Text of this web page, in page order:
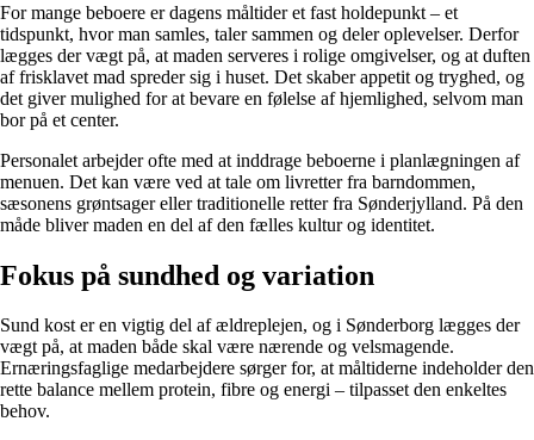
For mange beboere er dagens måltider et fast holdepunkt – et
tidspunkt, hvor man samles, taler sammen og deler oplevelser. Derfor
lægges der vægt på, at maden serveres i rolige omgivelser, og at duften
af frisklavet mad spreder sig i huset. Det skaber appetit og tryghed, og
det giver mulighed for at bevare en følelse af hjemlighed, selvom man
bor på et center.
Personalet arbejder ofte med at inddrage beboerne i planlægningen af
menuen. Det kan være ved at tale om livretter fra barndommen,
sæsonens grøntsager eller traditionelle retter fra Sønderjylland. På den
måde bliver maden en del af den fælles kultur og identitet.
Fokus på sundhed og variation
Sund kost er en vigtig del af ældreplejen, og i Sønderborg lægges der
vægt på, at maden både skal være nærende og velsmagende.
Ernæringsfaglige medarbejdere sørger for, at måltiderne indeholder den
rette balance mellem protein, fibre og energi – tilpasset den enkeltes
behov.